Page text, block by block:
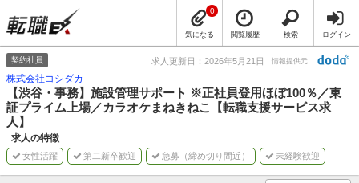
気になる
0
閲覧履歴 検索 ログイン
契約社員 求人更新日：2026年5月21日 情報提供元
株式会社コシダカ
【渋谷・事務】施設管理サポート ※正社員登用ほぼ100％／東
証プライム上場／カラオケまねきねこ【転職支援サービス求
人】
求人の特徴
女性活躍 第二新卒歓迎 急募（締め切り間近） 未経験歓迎